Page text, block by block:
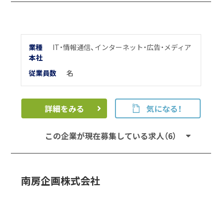
業種 IT・情報通信、 インターネット・広告・メディア
本社
従業員数
名
詳細をみる 気になる！
この企業が現在募集している求人（6）
南房企画株式会社